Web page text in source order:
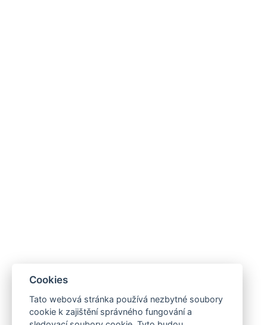
Cookies
Tato webová stránka používá nezbytné soubory
cookie k zajištění správného fungování a